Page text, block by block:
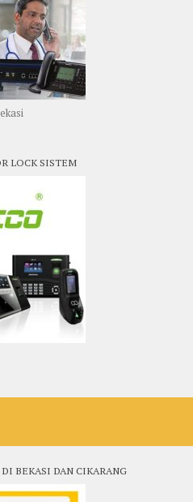
LOCK SISTEM
BEKASI DAN CIKARANG